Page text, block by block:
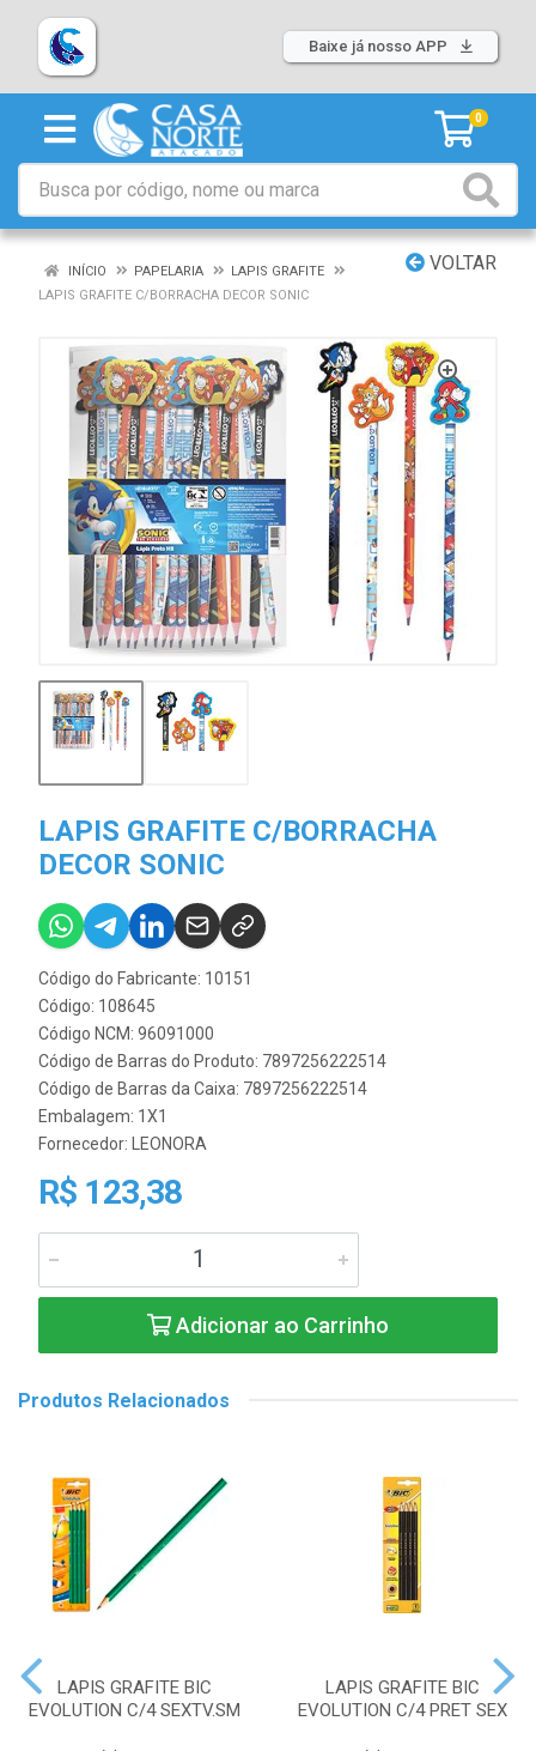
Baixe já nosso APP
0
VOLTAR
INÍCIO PAPELARIA
LAPIS GRAFITE
LAPIS GRAFITE C/BORRACHA DECOR SONIC
LAPIS GRAFITE C/BORRACHA
DECOR SONIC
Código do Fabricante: 10151
Código: 108645
Código NCM: 96091000
Código de Barras do Produto: 7897256222514
Código de Barras da Caixa: 7897256222514
Embalagem: 1X1
Fornecedor: LEONORA
R$ 123,38
Adicionar ao Carrinho
Produtos Relacionados
LAPIS GRAFITE BIC
EVOLUTION C/4 SEXTV.SM
LAPIS GRAFITE BIC
EVOLUTION C/4 PRET SEX